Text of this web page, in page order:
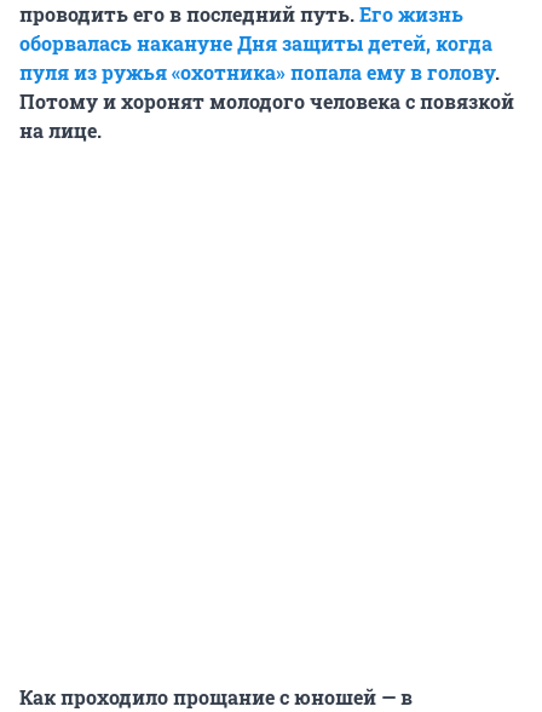
проводить его в последний путь.Его жизнь
оборвалась накануне Дня защиты детей, когда
пуля из ружья «охотника» попала ему в голову.
Потому и хоронят молодого человека с повязкой
на лице.
Как проходило прощание с юношей — в